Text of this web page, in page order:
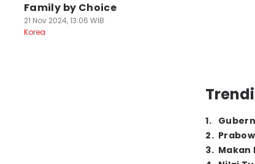
Family by Choice
21 Nov 2024, 13:06 WIB
Korea
1.
2.
3. Makan